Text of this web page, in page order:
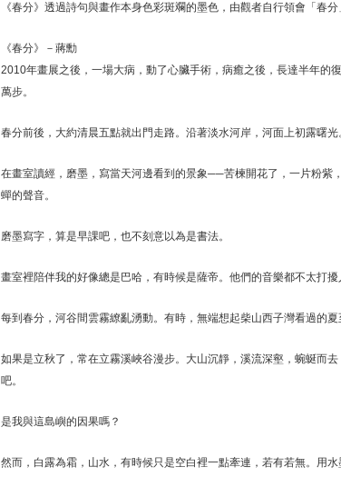
《春分》透過詩句與畫作本身色彩斑斕的墨色，由觀者自行領會「春分
《春分》－蔣勳
2010年畫展之後，一場大病，動了心臟手術，病癒之後，長達半年的
萬步。
春分前後，大約清晨五點就出門走路。沿著淡水河岸，河面上初露曙光
在畫室讀經，磨墨，寫當天河邊看到的景象──苦楝開花了，一片粉紫
蟬的聲音。
磨墨寫字，算是早課吧，也不刻意以為是書法。
畫室裡陪伴我的好像總是巴哈，有時候是薩帝。他們的音樂都不太打擾
每到春分，河谷間雲霧繚亂湧動。有時，無端想起柴山西子灣看過的
如果是立秋了，常在立霧溪峽谷漫步。大山沉靜，溪流深壑，蜿蜒而
吧。
是我與這島嶼的因果嗎？
然而，白露為霜，山水，有時候只是空白裡一點牽連，若有若無。用